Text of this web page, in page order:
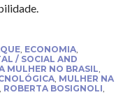
, ECONOMIA,
/ SOCIAL AND
MULHER NO BRASIL
, MULHER NA
ROBERTA BOSIGNOLI